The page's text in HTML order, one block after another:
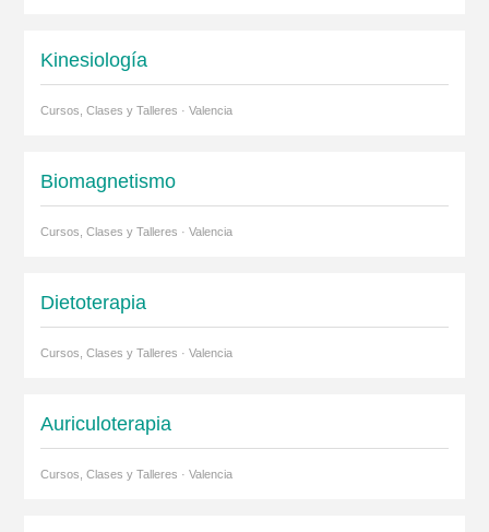
Kinesiología
Cursos, Clases y Talleres · Valencia
Biomagnetismo
Cursos, Clases y Talleres · Valencia
Dietoterapia
Cursos, Clases y Talleres · Valencia
Auriculoterapia
Cursos, Clases y Talleres · Valencia